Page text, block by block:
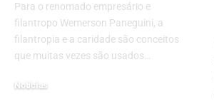
Para o renomado empresário e
filantropo Wemerson Paneguini, a
filantropia e a caridade são conceitos
que muitas vezes são usados…
Notícias